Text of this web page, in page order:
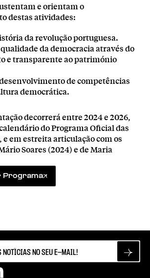
e orientam o
destas atividades:
da revolução portuguesa.
da democracia através do
e transparente ao património
de competências
democrática.
decorrerá entre 2024 e 2026,
do Programa Oficial das
e em estreita articulação com os
Soares (2024) e de Maria
Programa